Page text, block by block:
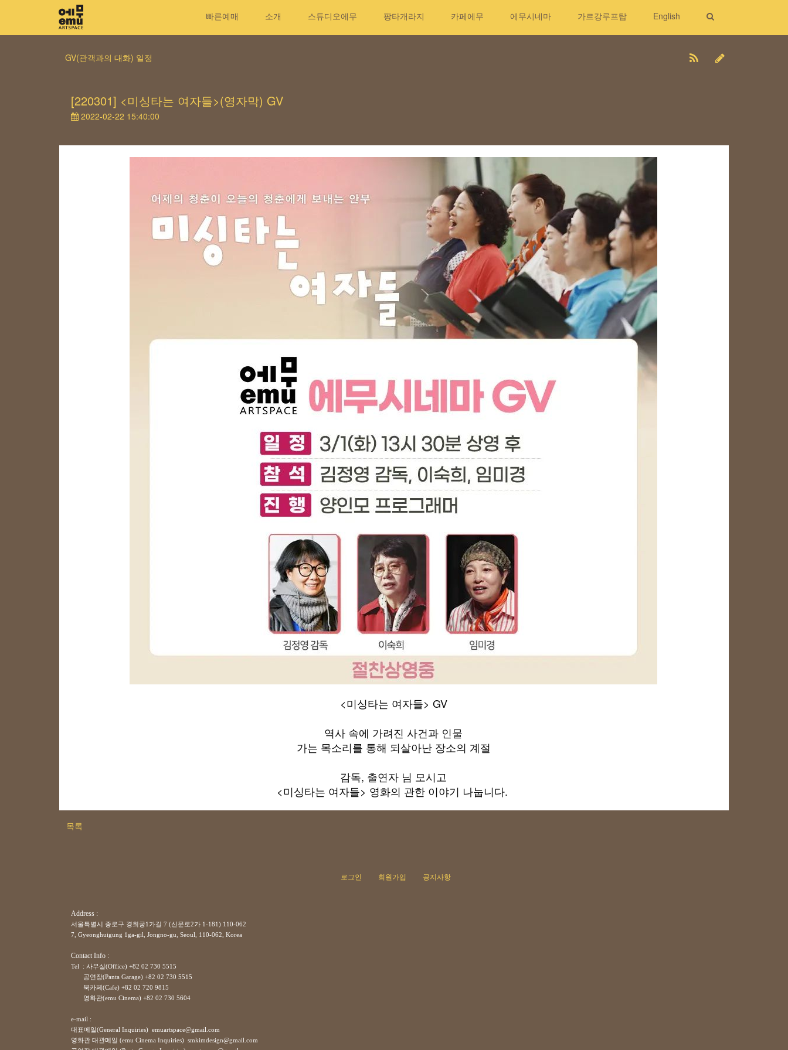
빠른예매 소개 스튜디오에무 팡타개라지 카페에무 에무시네마 가르강루프탑 English
GV(관객과의 대화) 일정
[220301] <미싱타는 여자들>(영자막) GV
2022-02-22 15:40:00
<미싱타는 여자들> GV
역사 속에 가려진 사건과 인물
가는 목소리를 통해 되살아난 장소의 계절
감독, 출연자 님 모시고
<미싱타는 여자들> 영화의 관한 이야기 나눕니다.
목록
로그인 회원가입 공지사항
Address :
서울특별시 종로구 경희궁1가길 7 (신문로2가 1-181) 110-062
7, Gyeonghuigung 1ga-gil, Jongno-gu, Seoul, 110-062, Korea
Contact Info :
Tel : 사무실(Office) +82 02 730 5515
공연장(Panta Garage) +82 02 730 5515
북카페(Cafe) +82 02 720 9815
영화관(emu Cinema) +82 02 730 5604
e-mail :
대표메일(General Inquiries) emuartspace@gmail.com
영화관 대관메일 (emu Cinema Inquiries) smkimdesign@gmail.com